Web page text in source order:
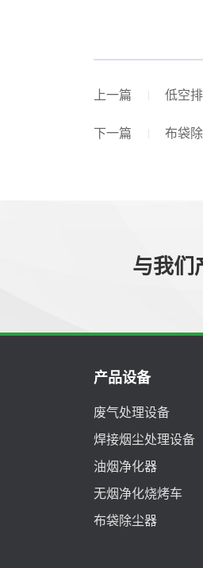
上一篇 低空
下一篇 布袋
与我们
产品设备
废气处理设备
焊接烟尘处理设备
油烟净化器
无烟净化烧烤车
布袋除尘器